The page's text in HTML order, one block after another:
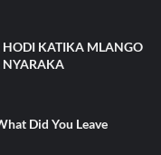
KATIKA MLANGO
Did You Leave